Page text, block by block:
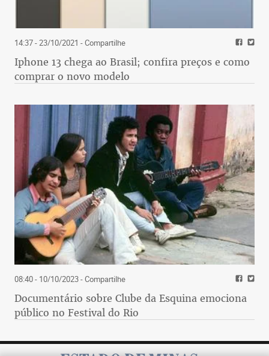
14:37 - 23/10/2021 - Compartilhe
Iphone 13 chega ao Brasil; confira preços e como
comprar o novo modelo
08:40 - 10/10/2023- Compartilhe
Documentário sobre Clube da Esquina emociona
público no Festival do Rio